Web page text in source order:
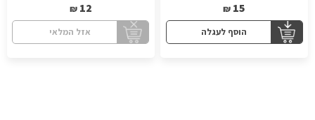
15
₪
הוסף לעגלה
12
₪
אזל המלאי